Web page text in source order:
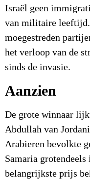
Israël geen
van militaire leeftijd.
moegestreden
het verloop van de
sinds de invasie.
Aanzien
De grote winnaar
Abdullah van
Arabieren bevolkte
Samaria
belangrijkste prijs